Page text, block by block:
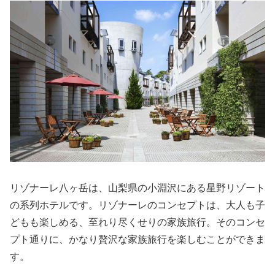
リゾナーレ八ヶ岳は、山梨県の小淵沢にある星野リゾート
の系列ホテルです。リゾナーレのコンセプトは、大人も子
どもも楽しめる、至れり尽くせりの家族旅行。そのコンセ
プト通りに、かなり贅沢な家族旅行を楽しむことができま
す。